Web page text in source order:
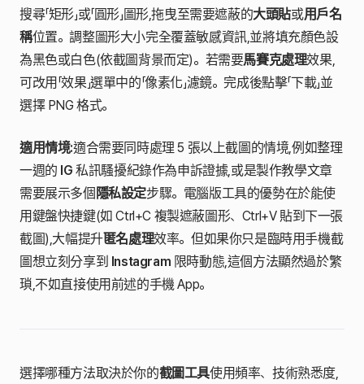
搜尋「矩形」或「圓形」圖形,拖曳至需要遮蔽的大頭貼或用戶名
稱位置。調整圖形大小完全覆蓋敏感資訊,並將填充顏色設
為黑色或白色(依截圖背景而定)。若需要馬賽克處理效果,
可改用「效果」選單中的「像素化」濾鏡。完成後點擊「下載」並
選擇 PNG 格式。
適用情境:適合需要同時處理 5 張以上截圖的情境,例如整理
一週的 IG 私訊騷擾紀錄作為申訴證據,或是製作教學文章
需要展示多個 隱私設定步驟。電腦版工具的優勢在於能使
用鍵盤快捷鍵(如 Ctrl+C 複製遮蔽圖形、Ctrl+V 貼到下一張
截圖),大幅提升匿名處理效率。但如果你只是臨時用手機截
圖想立刻分享到 Instagram 限時動態,這個方法顯然過於繁
瑣,不如直接使用前述的手機 App。
選擇哪種方法取決於你的截圖工具使用頻率、技術熟悉度,